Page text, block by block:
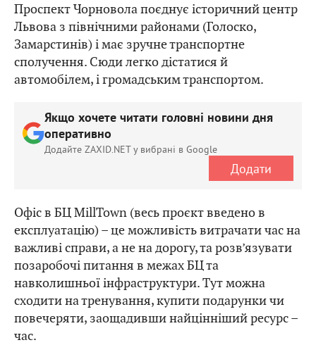
Проспект Чорновола поєднує історичний центр
Львова з північними районами (Голоско,
Замарстинів) і має зручне транспортне
сполучення. Сюди легко дістатися й
автомобілем, і громадським транспортом.
Якщо хочете читати головні новини дня
оперативно
Додайте ZAXID.NET у вибрані в Google
Додати
Офіс в БЦ MillTown (весь проєкт введено в
експлуатацію) – це можливість витрачати час на
важливі справи, а не на дорогу, та розв’язувати
позаробочі питання в межах БЦ та
навколишньої інфраструктури. Тут можна
сходити на тренування, купити подарунки чи
повечеряти, заощадивши найцінніший ресурс –
час.